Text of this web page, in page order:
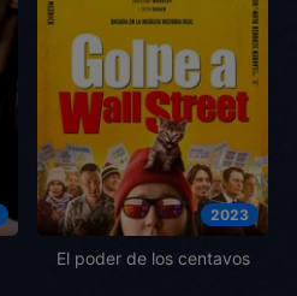
2023
El poder de los centavos